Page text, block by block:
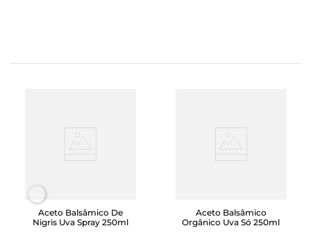
Aceto Balsâmico De
Nigris Uva Spray 250ml
Aceto Balsâmico
Orgânico Uva Só 250ml